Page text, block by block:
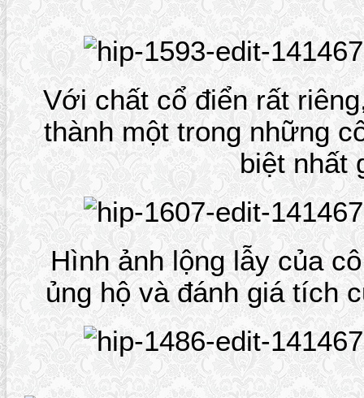
Với chất cổ điển rất
thành một trong những
biệt nhất
Hình ảnh lộng lẫy của
ủng hộ và đánh giá tích